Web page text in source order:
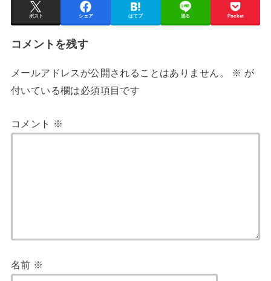
ポスト シェア はてブ 送る Pocket
コメントを残す
メールアドレスが公開されることはありません。 ※ が
付いている欄は必須項目です
コメント ※
名前 ※